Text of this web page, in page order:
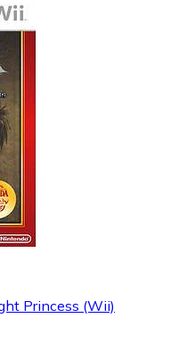
Princess (Wii)